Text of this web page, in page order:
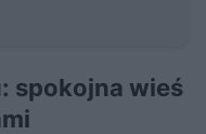
spokojna wieś